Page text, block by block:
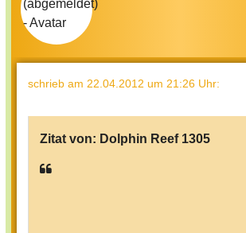
schrieb am 22.04.2012 um 21:26 Uhr:
Zitat von: Dolphin Reef 1305